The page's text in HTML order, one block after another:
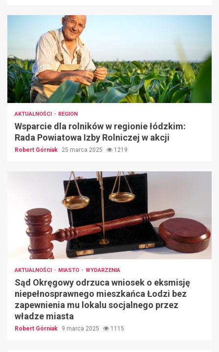
AKTUALNOŚCI REGION
Wsparcie dla rolników w regionie łódzkim:
Rada Powiatowa Izby Rolniczej w akcji
Robert Górniak 25 marca 2025 1219
AKTUALNOŚCI MIASTO WYDARZENIA
Sąd Okręgowy odrzuca wniosek o eksmisję
niepełnosprawnego mieszkańca Łodzi bez
zapewnienia mu lokalu socjalnego przez
władze miasta
Robert Górniak 9 marca 2025 1115